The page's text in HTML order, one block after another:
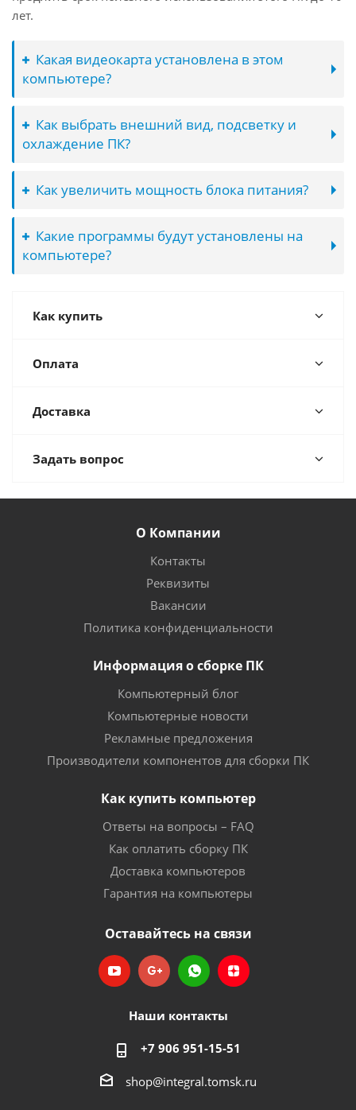
лет.
Какая видеокарта установлена в этом
компьютере?
Как выбрать внешний вид, подсветку и
охлаждение ПК?
Как увеличить мощность блока питания?
Какие программы будут установлены на
компьютере?
Как купить
Оплата
Доставка
Задать вопрос
О Компании
Контакты
Реквизиты
Вакансии
Политика конфиденциальности
Информация о сборке ПК
Компьютерный блог
Компьютерные новости
Рекламные предложения
Производители компонентов для сборки ПК
Как купить компьютер
Ответы на вопросы – FAQ
Как оплатить сборку ПК
Доставка компьютеров
Гарантия на компьютеры
Оставайтесь на связи
Наши контакты
+7 906 951-15-51
shop@integral.tomsk.ru